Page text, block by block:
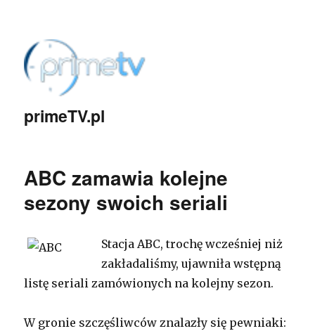
primeTV.pl
ABC zamawia kolejne
sezony swoich seriali
Stacja ABC, trochę wcześniej niż
zakładaliśmy, ujawniła wstępną
listę seriali zamówionych na kolejny sezon.
W gronie szczęśliwców znalazły się pewniaki: